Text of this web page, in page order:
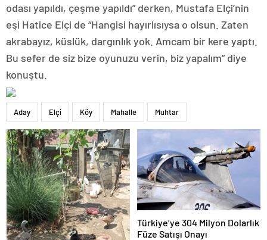
odası yapıldı, çeşme yapıldı” derken, Mustafa Elçi’nin
eşi Hatice Elçi de “Hangisi hayırlısıysa o olsun. Zaten
akrabayız, küslük, dargınlık yok. Amcam bir kere yaptı.
Bu sefer de siz bize oyunuzu verin, biz yapalım” diye
konuştu.
Aday Elçi Köy Mahalle Muhtar
Türkiye’ye 304 Milyon Dolarlık
Füze Satışı Onayı